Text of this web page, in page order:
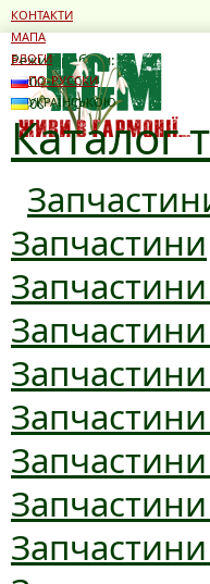
Режим роботи:
10:00 - 19:00
10:00 - 16:00
Каталог
Запчастини
КОНТАКТИ
МАПА
БЛОГИ
ПО-РУССКИ
УКРАЇНСЬКОЮ